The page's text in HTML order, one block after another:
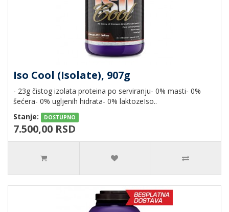
Iso Cool (Isolate), 907g
- 23g čistog izolata proteina po serviranju- 0% masti- 0%
šećera- 0% ugljenih hidrata- 0% laktozeIso..
Stanje:
DOSTUPNO
7.500,00 RSD